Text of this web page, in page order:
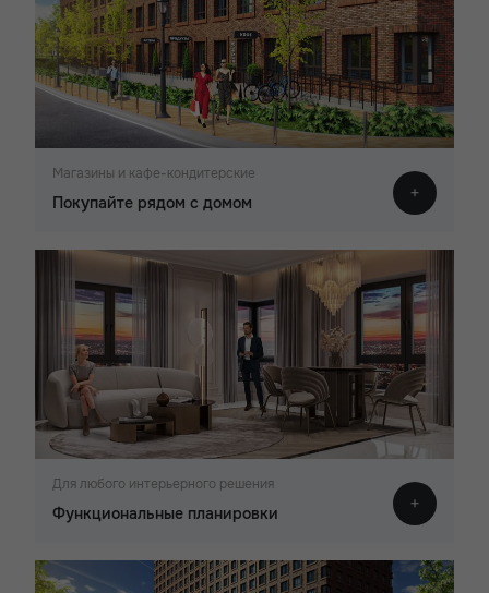
Магазины и кафе-кондитерские
Покупайте рядом с домом
Для любого интерьерного решения
Функциональные планировки